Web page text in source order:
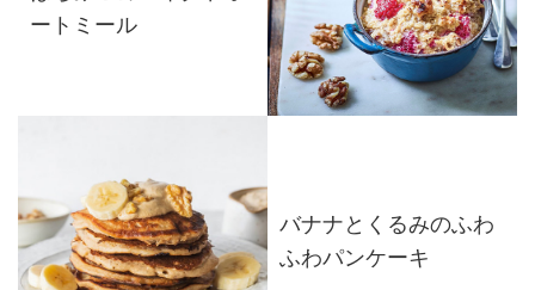
ートミール
バナナとくるみのふわ
ふわパンケーキ